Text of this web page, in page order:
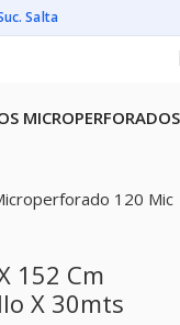
Salta
MICROPERFORADOS
152 Cm
X 30mts